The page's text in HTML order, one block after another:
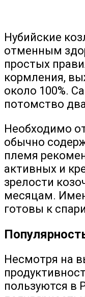
Нубийские
отменным
простых
кормления,
около 100%.
потомство
Необходимо
обычно
племя
активных и
зрелости
месяцам.
готовы к
Несмотря на
пользуются в